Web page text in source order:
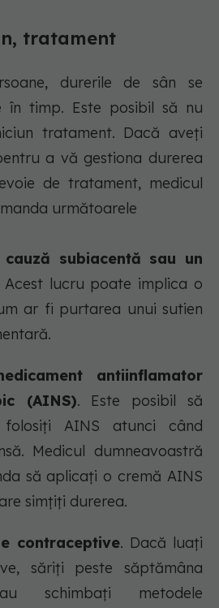
tratament
durerile de sân se
în timp. Este posibil să nu
tratament. Dacă aveți
a vă gestiona durerea
de tratament, medicul
următoarele
subiacentă sau un
Acest lucru poate implica o
ar fi purtarea unui sutien
antiinflamator
(AINS). Este posibil să
AINS atunci când
Medicul dumneavoastră
să aplicați o cremă AINS
simțiți durerea.
contraceptive. Dacă luați
săriți peste săptămâna
schimbați metodele